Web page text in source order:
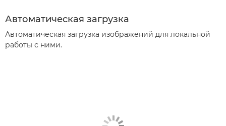
Автоматическая загрузка
Автоматическая загрузка изображений для локальной
работы с ними.